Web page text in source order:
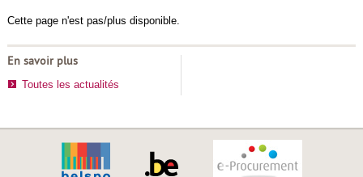
Cette page n'est pas/plus disponible.
En savoir plus
Toutes les actualités